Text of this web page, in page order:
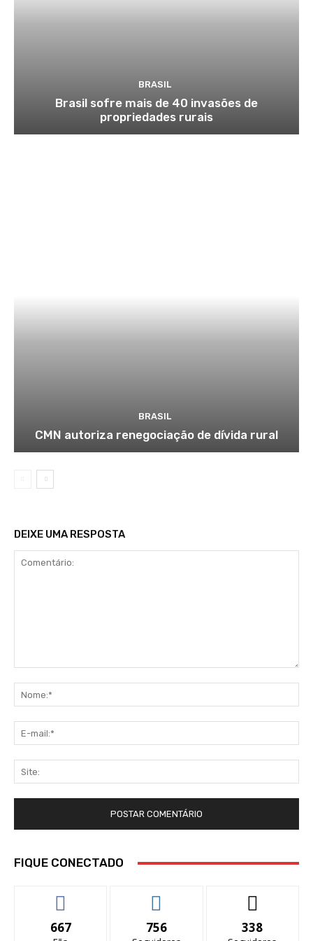
BRASIL
Brasil sofre mais de 40 invasões de
propriedades rurais
BRASIL
CMN autoriza renegociação de dívida rural
DEIXE UMA RESPOSTA
FIQUE CONECTADO
667 756 338